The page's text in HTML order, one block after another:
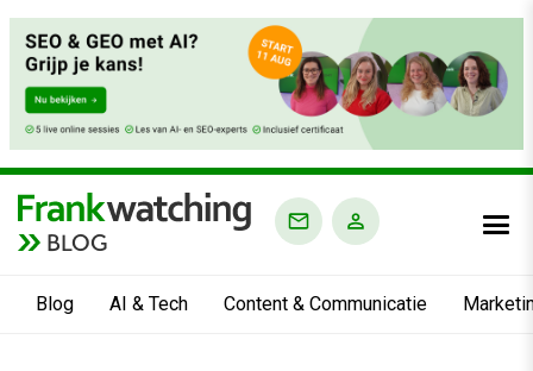
BLOG
Blog AI & Tech Content & Communicatie